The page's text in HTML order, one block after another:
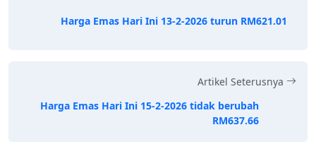
Harga Emas Hari Ini 13-2-2026 turun RM621.01
Artikel Seterusnya
Harga Emas Hari Ini 15-2-2026 tidak berubah
RM637.66